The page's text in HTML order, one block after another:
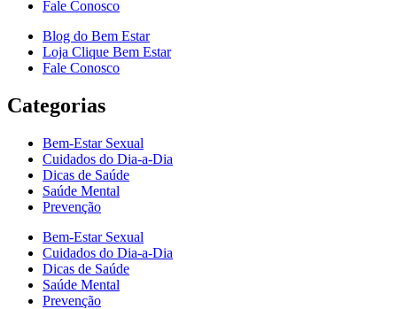
Fale Conosco
Blog do Bem Estar
Loja Clique Bem Estar
Fale Conosco
Categorias
Bem-Estar Sexual
Cuidados do Dia-a-Dia
Dicas de Saúde
Saúde Mental
Prevenção
Bem-Estar Sexual
Cuidados do Dia-a-Dia
Dicas de Saúde
Saúde Mental
Prevenção